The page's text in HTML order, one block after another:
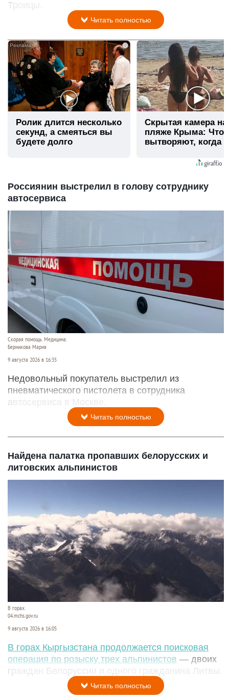
Троицы.
Читать полностью
Ролик длится несколько
секунд, а смеяться вы
будете долго
Скрытая камера на
пляже Крыма: Что
вытворяют, когда
Россиянин выстрелил в голову сотруднику
автосервиса
Скорая помощь. Медицина.
Берникова Мария
9 августа 2026 в 16:35
Недовольный покупатель выстрелил из
пневматического пистолета в сотрудника
автосервиса в Москве.
Читать полностью
Найдена палатка пропавших белорусских и
литовских альпинистов
В горах.
04.mchs.gov.ru
9 августа 2026 в 16:05
В горах Кыргызстана продолжается поисковая
операция по розыску трех альпинистов — двоих
граждан Белоруссии и одного гражданина Литвы.
Читать полностью